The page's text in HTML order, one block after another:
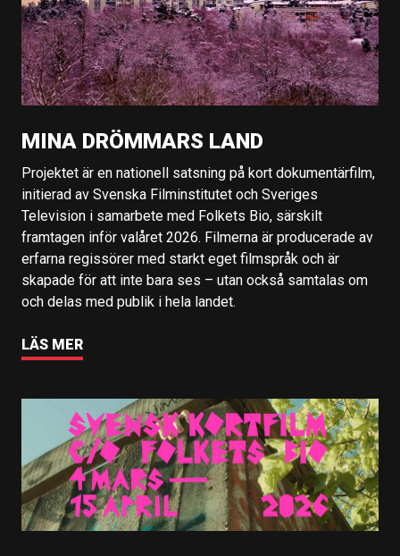
MINA DRÖMMARS LAND
Projektet är en nationell satsning på kort dokumentärfilm,
initierad av Svenska Filminstitutet och Sveriges
Television i samarbete med Folkets Bio, särskilt
framtagen inför valåret 2026. Filmerna är producerade av
erfarna regissörer med starkt eget filmspråk och är
skapade för att inte bara ses – utan också samtalas om
och delas med publik i hela landet.
LÄS MER